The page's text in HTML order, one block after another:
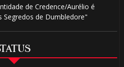
de Credence/Aurélio é
Segredos de Dumbledore"